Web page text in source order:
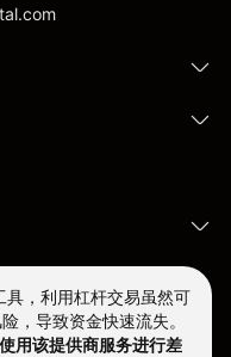
具，利用杠杆交易虽然可
，导致资金快速流失。
用该提供商服务进行差